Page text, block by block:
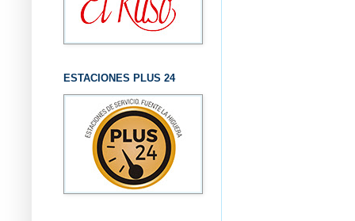
ESTACIONES PLUS 24